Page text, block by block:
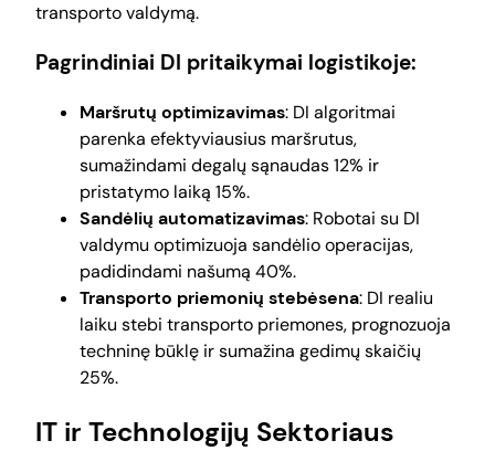
transporto valdymą.
Pagrindiniai DI pritaikymai logistikoje:
Maršrutų optimizavimas: DI algoritmai
parenka efektyviausius maršrutus,
sumažindami degalų sąnaudas 12% ir
pristatymo laiką 15%.
Sandėlių automatizavimas: Robotai su DI
valdymu optimizuoja sandėlio operacijas,
padidindami našumą 40%.
Transporto priemonių stebėsena: DI realiu
laiku stebi transporto priemones, prognozuoja
techninę būklę ir sumažina gedimų skaičių
25%.
IT ir Technologijų Sektoriaus